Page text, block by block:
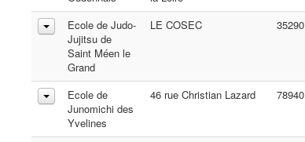
Ecole de Judo-
Jujitsu de
Saint Méen le
Grand
LE COSEC 35290
Ecole de
Junomichi des
Yvelines
46 rue Christian Lazard 78940